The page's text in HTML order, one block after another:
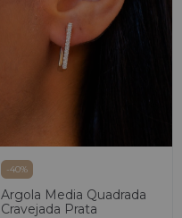
-40%
Argola Media Quadrada
Cravejada Prata